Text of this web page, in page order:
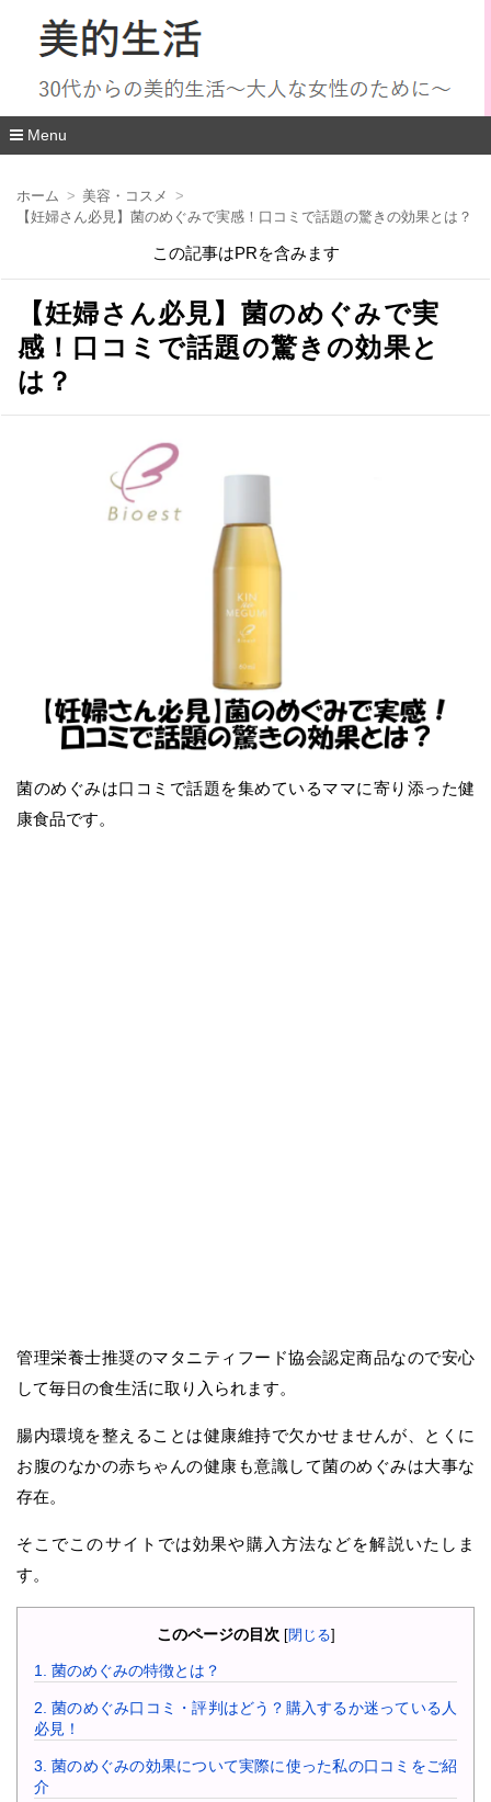
Menu
移
ホーム
美容・コスメ
【妊婦さん必見】菌のめぐみで実感！口コミで話題の驚きの効果とは？
この記事はPRを含みます
【妊婦さん必見】菌のめぐみで実
感！口コミで話題の驚きの効果と
は？
菌のめぐみは口コミで話題を集めているママに寄り添った健
康食品です。
管理栄養士推奨のマタニティフード協会認定商品なので安心
して毎日の食生活に取り入られます。
腸内環境を整えることは健康維持で欠かせませんが、とくに
お腹のなかの赤ちゃんの健康も意識して菌のめぐみは大事な
存在。
そこでこのサイトでは効果や購入方法などを解説いたしま
す。
このページの目次 [閉じる]
1. 菌のめぐみの特徴とは？
2. 菌のめぐみ口コミ・評判はどう？購入するか迷っている人
必見！
3. 菌のめぐみの効果について実際に使った私の口コミをご紹
介